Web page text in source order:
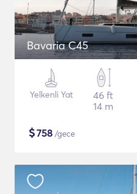
Bavaria C45
Yelkenli Yat
46 ft
14 m
$758 /gece